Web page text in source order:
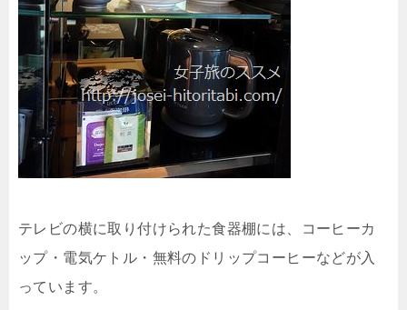
テレビの横に取り付けられた食器棚には、コーヒーカ
ップ・電気ケトル・無料のドリップコーヒーなどが入
っています。